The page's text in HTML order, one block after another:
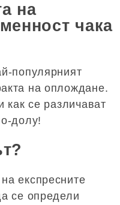
на
чака
популярният
на оплождане.
как се различават
долу!
експресните
се определи